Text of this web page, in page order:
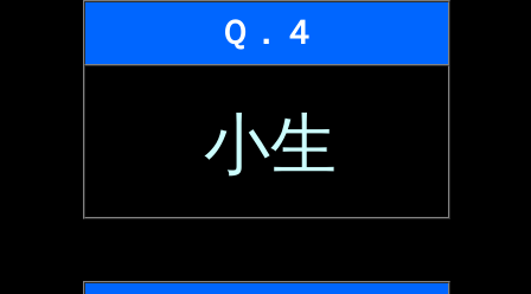
Ｑ．４
小生